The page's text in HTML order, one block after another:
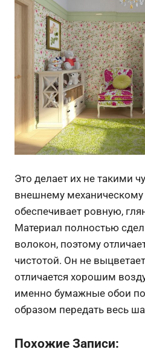
Это делает их не такими
внешнему
обеспечивает ровную,
Материал полностью
волокон, поэтому
чистотой. Он не
отличается хорошим
именно бумажные обои
образом передать весь
Похожие Записи: